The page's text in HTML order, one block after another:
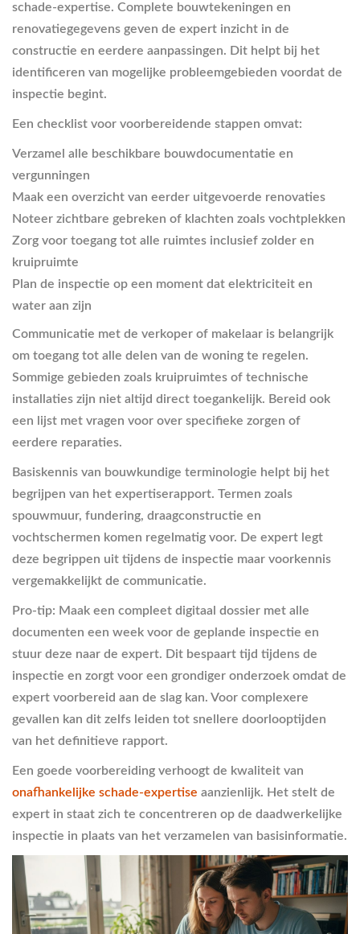
schade-expertise. Complete bouwtekeningen en
renovatiegegevens geven de expert inzicht in de
constructie en eerdere aanpassingen. Dit helpt bij het
identificeren van mogelijke probleemgebieden voordat de
inspectie begint.
Een checklist voor voorbereidende stappen omvat:
Verzamel alle beschikbare bouwdocumentatie en
vergunningen
Maak een overzicht van eerder uitgevoerde renovaties
Noteer zichtbare gebreken of klachten zoals vochtplekken
Zorg voor toegang tot alle ruimtes inclusief zolder en
kruipruimte
Plan de inspectie op een moment dat elektriciteit en
water aan zijn
Communicatie met de verkoper of makelaar is belangrijk
om toegang tot alle delen van de woning te regelen.
Sommige gebieden zoals kruipruimtes of technische
installaties zijn niet altijd direct toegankelijk. Bereid ook
een lijst met vragen voor over specifieke zorgen of
eerdere reparaties.
Basiskennis van bouwkundige terminologie helpt bij het
begrijpen van het expertiserapport. Termen zoals
spouwmuur, fundering, draagconstructie en
vochtschermen komen regelmatig voor. De expert legt
deze begrippen uit tijdens de inspectie maar voorkennis
vergemakkelijkt de communicatie.
Pro-tip: Maak een compleet digitaal dossier met alle
documenten een week voor de geplande inspectie en
stuur deze naar de expert. Dit bespaart tijd tijdens de
inspectie en zorgt voor een grondiger onderzoek omdat de
expert voorbereid aan de slag kan. Voor complexere
gevallen kan dit zelfs leiden tot snellere doorlooptijden
van het definitieve rapport.
Een goede voorbereiding verhoogt de kwaliteit van
onafhankelijke schade-expertise aanzienlijk. Het stelt de
expert in staat zich te concentreren op de daadwerkelijke
inspectie in plaats van het verzamelen van basisinformatie.